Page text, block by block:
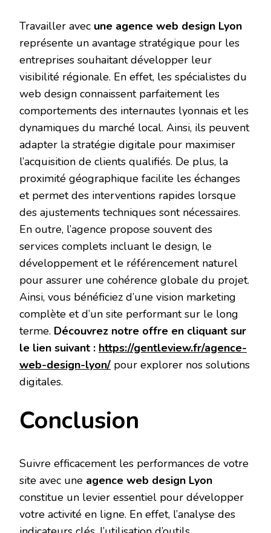
Travailler avec une agence web design Lyon
représente un avantage stratégique pour les
entreprises souhaitant développer leur
visibilité régionale. En effet, les spécialistes du
web design connaissent parfaitement les
comportements des internautes lyonnais et les
dynamiques du marché local. Ainsi, ils peuvent
adapter la stratégie digitale pour maximiser
l’acquisition de clients qualifiés. De plus, la
proximité géographique facilite les échanges
et permet des interventions rapides lorsque
des ajustements techniques sont nécessaires.
En outre, l’agence propose souvent des
services complets incluant le design, le
développement et le référencement naturel
pour assurer une cohérence globale du projet.
Ainsi, vous bénéficiez d’une vision marketing
complète et d’un site performant sur le long
terme. Découvrez notre offre en cliquant sur
le lien suivant : https://gentleview.fr/agence-
web-design-lyon/ pour explorer nos solutions
digitales.
Conclusion
Suivre efficacement les performances de votre
site avec une agence web design Lyon
constitue un levier essentiel pour développer
votre activité en ligne. En effet, l’analyse des